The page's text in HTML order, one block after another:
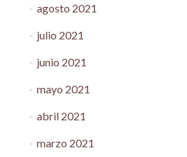
agosto 2021
julio 2021
junio 2021
mayo 2021
abril 2021
marzo 2021